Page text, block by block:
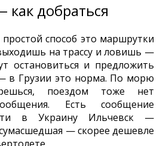
добраться
способ это маршрутки
на трассу и ловишь —
остановиться и предложить
в Грузии это норма. По морю
поездом тоже нет
Есть сообщение
в Украину Ильчевск —
— скорее дешевле